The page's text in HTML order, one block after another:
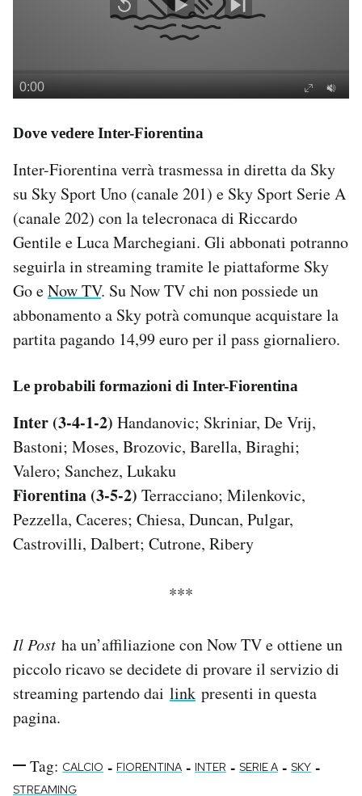
Dove vedere Inter-Fiorentina
Inter-Fiorentina verrà trasmessa in diretta da Sky
su Sky Sport Uno (canale 201) e Sky Sport Serie A
(canale 202) con la telecronaca di Riccardo
Gentile e Luca Marchegiani. Gli abbonati potranno
seguirla in streaming tramite le piattaforme Sky
Go eNow TV. Su Now TV chi non possiede un
abbonamento a Sky potrà comunque acquistare la
partita pagando 14,99 euro per il pass giornaliero.
Le probabili formazioni di Inter-Fiorentina
Inter (3-4-1-2) Handanovic; Skriniar, De Vrij,
Bastoni; Moses, Brozovic, Barella, Biraghi;
Valero; Sanchez, Lukaku
Fiorentina (3-5-2) Terracciano; Milenkovic,
Pezzella, Caceres; Chiesa, Duncan, Pulgar,
Castrovilli, Dalbert; Cutrone, Ribery
***
Il Post ha un’affiliazione con Now TV e ottiene un
piccolo ricavo se decidete di provare il servizio di
streaming partendo dai link presenti in questa
pagina.
Tag: CALCIO - FIORENTINA - INTER - SERIE A - SKY -
STREAMING